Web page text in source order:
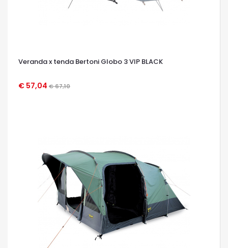
Veranda x tenda Bertoni Globo 3 VIP BLACK
€ 57,04 € 67,10
OCCHIATA VELOCE